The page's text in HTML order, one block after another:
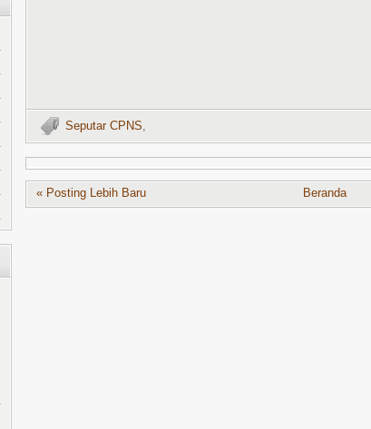
Seputar CPNS
« Posting Lebih Baru Beranda